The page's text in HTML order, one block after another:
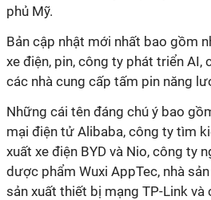
phủ Mỹ.
Bản cập nhật mới nhất bao gồm
xe điện, pin, công ty phát triển AI,
các nhà cung cấp tấm pin năng
Những cái tên đáng chú ý bao
mại điện tử Alibaba, công ty tìm
xuất xe điện BYD và Nio, công ty
dược phẩm Wuxi AppTec, nhà
sản xuất thiết bị mạng TP-Link